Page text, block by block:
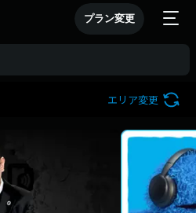
プラン変更
エリア変更